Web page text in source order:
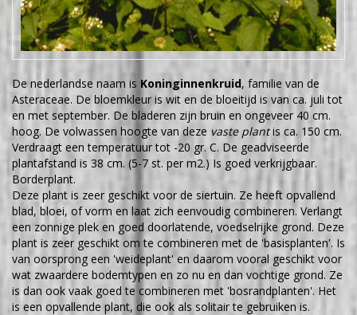
De nederlandse naam is Koninginnenkruid, familie van de
Asteraceae. De bloemkleur is wit en de bloeitijd is van ca. juli tot
en met september. De bladeren zijn bruin en ongeveer 40 cm.
hoog. De volwassen hoogte van deze vaste plantis ca. 150 cm.
Verdraagt een temperatuur tot -20 gr. C. De geadviseerde
plantafstand is 38 cm. (5-7 st. per m2.) Is goed verkrijgbaar.
Borderplant.
Deze plant is zeer geschikt voor de siertuin. Ze heeft opvallend
blad, bloei, of vorm en laat zich eenvoudig combineren. Verlangt
een zonnige plek en goed doorlatende, voedselrijke grond. Deze
plant is zeer geschikt om te combineren met de 'basisplanten'. Is
van oorsprong een 'weideplant' en daarom vooral geschikt voor
wat zwaardere bodemtypen en zo nu en dan vochtige grond. Ze
is dan ook vaak goed te combineren met 'bosrandplanten'. Het
is een opvallende plant, die ook als solitair te gebruiken is.